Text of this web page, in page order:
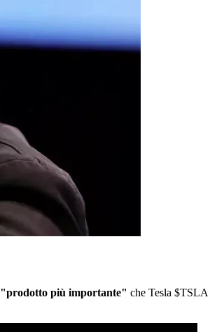
"prodotto più importante" che Tesla $TSLA